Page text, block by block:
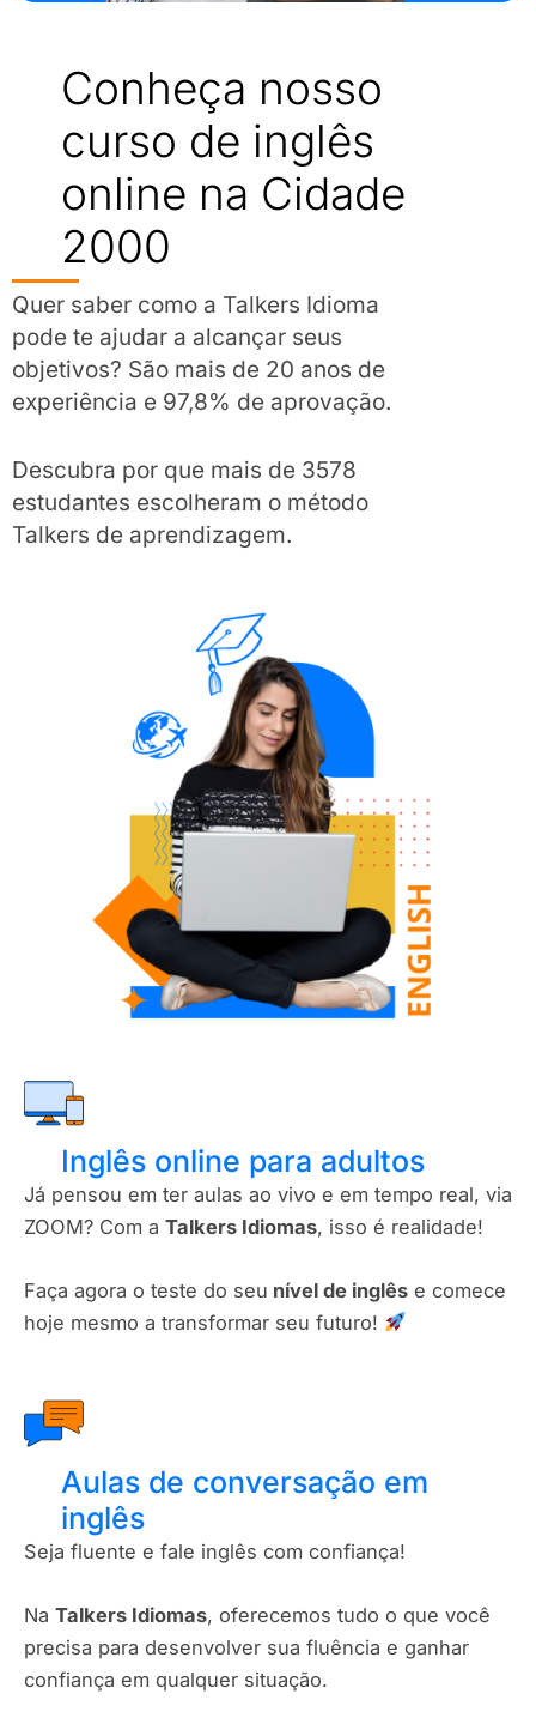
Conheça nosso
curso de inglês
online na Cidade
2000
Quer saber como a Talkers Idioma
pode te ajudar a alcançar seus
objetivos? São mais de 20 anos de
experiência e 97,8% de aprovação.
Descubra por que mais de 3578
estudantes escolheram o método
Talkers de aprendizagem.
Inglês online para adultos
Já pensou em ter aulas ao vivo e em tempo real, via
ZOOM? Com a Talkers Idiomas, isso é realidade!
Faça agora o teste do seu nível de inglês e comece
hoje mesmo a transformar seu futuro!
Aulas de conversação em
inglês
Seja fluente e fale inglês com confiança!
Na Talkers Idiomas, oferecemos tudo o que você
precisa para desenvolver sua fluência e ganhar
confiança em qualquer situação.